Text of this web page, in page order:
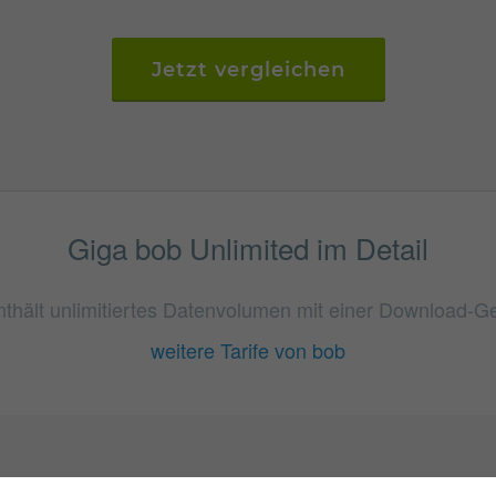
Jetzt vergleichen
Giga bob Unlimited im Detail
unlimitiertes Datenvolumen mit einer Download-
weitere Tarife von bob